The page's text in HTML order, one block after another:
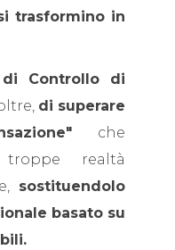
trasformino in
Controllo di
di superare
che
troppe realtà
sostituendolo
basato su